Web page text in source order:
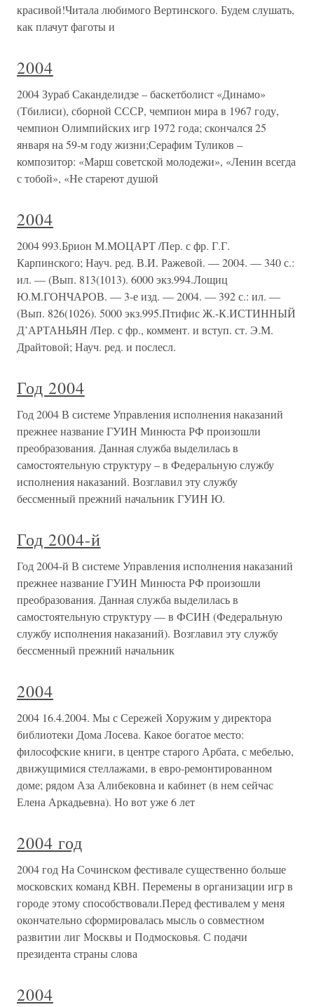
красивой!Читала любимого Вертинского. Будем слушать,
как плачут фаготы и
2004
2004 Зураб Саканделидзе – баскетболист «Динамо»
(Тбилиси), сборной СССР, чемпион мира в 1967 году,
чемпион Олимпийских игр 1972 года; скончался 25
января на 59-м году жизни;Серафим Туликов –
композитор: «Марш советской молодежи», «Ленин всегда
с тобой», «Не стареют душой
2004
2004 993.Брион М.МОЦАРТ /Пер. с фр. Г.Г.
Карпинского; Науч. ред. В.И. Ражевой. — 2004. — 340 с.:
ил. — (Вып. 813(1013). 6000 экз.994.Лощиц
Ю.М.ГОНЧАРОВ. — 3-е изд. — 2004. — 392 с.: ил. —
(Вып. 826(1026). 5000 экз.995.Птифис Ж.-К.ИСТИННЫЙ
Д’АРТАНЬЯН /Пер. с фр., коммент. и вступ. ст. Э.М.
Драйтовой; Науч. ред. и послесл.
Год 2004
Год 2004 В системе Управления исполнения наказаний
прежнее название ГУИН Минюста РФ произошли
преобразования. Данная служба выделилась в
самостоятельную структуру – в Федеральную службу
исполнения наказаний. Возглавил эту службу
бессменный прежний начальник ГУИН Ю.
Год 2004-й
Год 2004-й В системе Управления исполнения наказаний
прежнее название ГУИН Минюста РФ произошли
преобразования. Данная служба выделилась в
самостоятельную структуру — в ФСИН (Федеральную
службу исполнения наказаний). Возглавил эту службу
бессменный прежний начальник
2004
2004 16.4.2004. Мы с Сережей Хоружим у директора
библиотеки Дома Лосева. Какое богатое место:
философские книги, в центре старого Арбата, с мебелью,
движущимися стеллажами, в евро-ремонтированном
доме; рядом Аза Алибековна и кабинет (в нем сейчас
Елена Аркадьевна). Но вот уже 6 лет
2004 год
2004 год На Сочинском фестивале существенно больше
московских команд КВН. Перемены в организации игр в
городе этому способствовали.Перед фестивалем у меня
окончательно сформировалась мысль о совместном
развитии лиг Москвы и Подмосковья. С подачи
президента страны слова
2004